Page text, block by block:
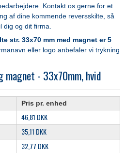
Kontakt os gerne for et
af dine kommende reversskilte, så
dig og dit firma.
str. 33x70 mm med magnet er 5
eller logo anbefaler vi trykning
magnet - 33x70mm, hvid
Pris pr. enhed
46,81 DKK
35,11 DKK
32,77 DKK